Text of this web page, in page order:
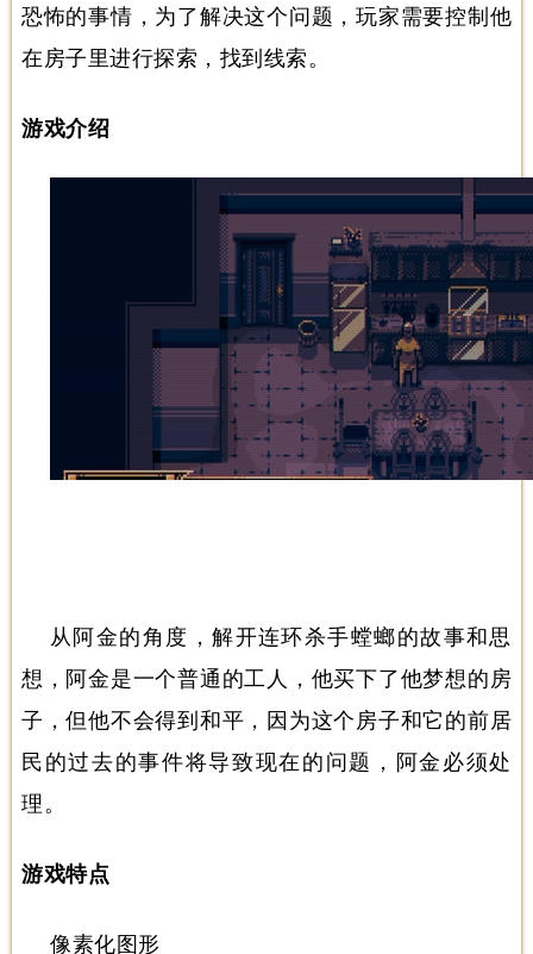
恐怖的事情，为了解决这个问题，玩家需要控制他
在房子里进行探索，找到线索。
游戏介绍
从阿金的角度，解开连环杀手螳螂的故事和思
想，阿金是一个普通的工人，他买下了他梦想的房
子，但他不会得到和平，因为这个房子和它的前居
民的过去的事件将导致现在的问题，阿金必须处
理。
游戏特点
像素化图形